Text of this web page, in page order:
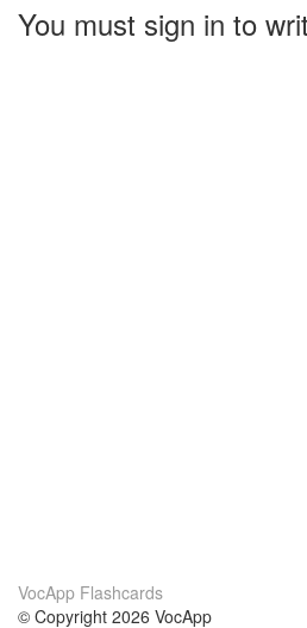
You must sign in to
VocApp Flashcards
© Copyright 2026 VocApp